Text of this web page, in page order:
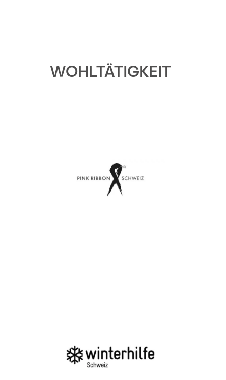
WOHLTÄTIGKEIT